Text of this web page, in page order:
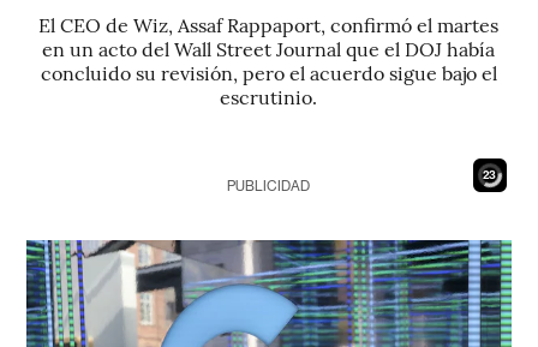
El CEO de Wiz, Assaf Rappaport, confirmó el martes
en un acto del Wall Street Journal que el DOJ había
concluido su revisión, pero el acuerdo sigue bajo el
escrutinio.
21
PUBLICIDAD